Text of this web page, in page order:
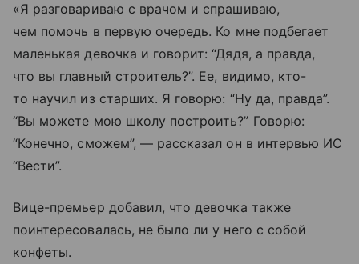
«Я разговариваю с врачом и спрашиваю,
чем помочь в первую очередь. Ко мне подбегает
маленькая девочка и говорит: “Дядя, а правда,
что вы главный строитель?”. Ее, видимо, кто-
то научил из старших. Я говорю: “Ну да, правда”.
“Вы можете мою школу построить?” Говорю:
“Конечно, сможем”, — рассказал он в интервью ИС
“Вести”.
Вице-премьер добавил, что девочка также
поинтересовалась, не было ли у него с собой
конфеты.